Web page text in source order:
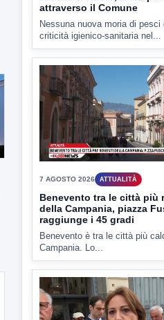
7 AGOSTO 2026 ATTUALITÀ
Benevento tra le città più
della Campania, piazza
Benevento è tra le città più
Campania. Lo...